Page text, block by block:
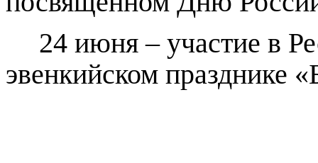
24 июня – участие в
эвенкийском празднике